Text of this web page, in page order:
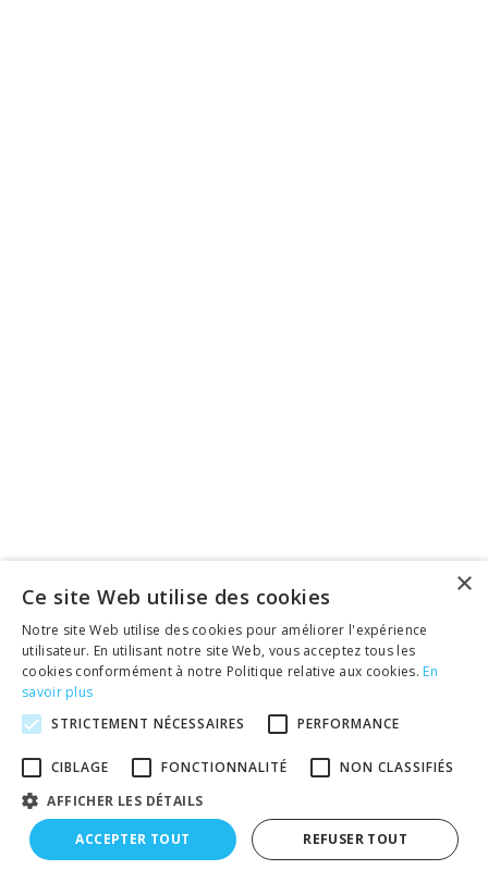
×
Ce site Web utilise des cookies
Notre site Web utilise des cookies pour améliorer l'expérience
utilisateur. En utilisant notre site Web, vous acceptez tous les
cookies conformément à notre Politique relative aux cookies. En
savoir plus
STRICTEMENT NÉCESSAIRES
PERFORMANCE
CIBLAGE FONCTIONNALITÉ
NON CLASSIFIÉS
AFFICHER LES DÉTAILS
ACCEPTER TOUT REFUSER TOUT